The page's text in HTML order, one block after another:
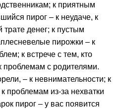
к приятным
пирог – к неудаче, к
трате денег; к пустым
пирожки – к
к встрече с тем, кто
проблемам с родителями.
– к невнимательности; к
проблемам из-за нехватки
пирог – у вас появится